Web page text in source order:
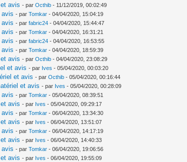
avis - parOcthib - 11/12/2019, 00:02:49
avis - parTomkar - 04/04/2020, 15:04:19
avis - parfabric24 - 04/04/2020, 15:44:47
avis - parTomkar - 04/04/2020, 16:31:21
avis - parfabric24 - 04/04/2020, 16:53:55
avis - parTomkar - 04/04/2020, 18:59:39
avis - parOcthib - 04/04/2020, 23:08:29
et avis - par Ives - 05/04/2020, 00:03:20
et avis - parOcthib - 05/04/2020, 00:16:44
et avis - par Ives - 05/04/2020, 00:28:09
avis - parTomkar - 05/04/2020, 08:39:51
avis - par Ives - 05/04/2020, 09:29:17
avis - parTomkar - 06/04/2020, 13:34:30
avis - par Ives - 06/04/2020, 13:51:07
avis - parTomkar - 06/04/2020, 14:17:19
avis - par Ives - 06/04/2020, 14:40:33
avis - parTomkar - 06/04/2020, 19:06:56
avis - par Ives - 06/04/2020, 19:55:09